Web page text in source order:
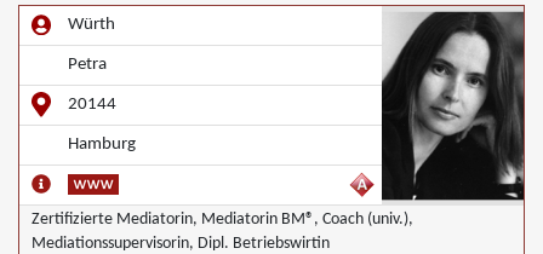
Würth
Petra
20144
Hamburg
Zertifizierte Mediatorin, Mediatorin BM®, Coach (univ.),
Mediationssupervisorin, Dipl. Betriebswirtin